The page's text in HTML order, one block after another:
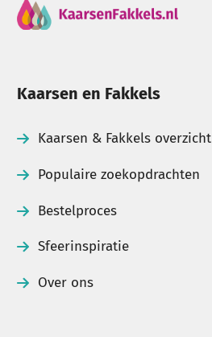
Kaarsen en Fakkels
Kaarsen & Fakkels overzicht
Populaire zoekopdrachten
Bestelproces
Sfeerinspiratie
Over ons